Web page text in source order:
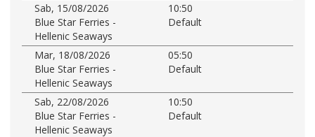
Sab, 15/08/2026
10:50
Blue Star Ferries -
Hellenic Seaways
Default
Mar, 18/08/2026
05:50
Blue Star Ferries -
Hellenic Seaways
Default
Sab, 22/08/2026
10:50
Blue Star Ferries -
Hellenic Seaways
Default